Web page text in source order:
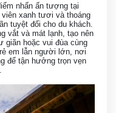
nhấn ấn tượng tại
viên xanh tươi và thoáng
tuyệt đối cho du khách.
vắt và mát lạnh, tạo nên
giãn hoặc vui đùa cùng
em lẫn người lớn, nơi
để tận hưởng trọn vẹn